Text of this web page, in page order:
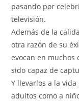
pasando por
televisión.
Además de la
otra razón de su
evocan en muchos
sido capaz de
Y llevarlos a la
adultos como a